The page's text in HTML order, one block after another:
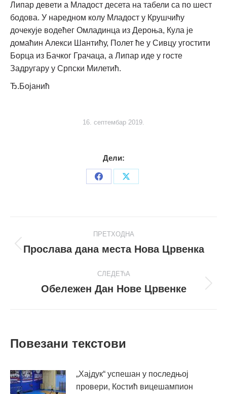
Липар девети а Младост десета на табели са по шест
бодова. У наредном колу Младост у Крушчићу
дочекује водећег Омладинца из Дероња, Кула је
домаћин Алекси Шантићу, Полет ће у Сивцу угостити
Борца из Бачког Грачаца, а Липар иде у госте
Задругару у Српски Милетић.
Ђ.Бојанић
16. септембар 2019.
Дели:
Share
Share
navigation
ПРЕТХОДНА
Претходни
Прослава дана места Нова Црвенка
СЛЕДЕЋА
Следећи
Обележен Дан Нове Црвенке
Повезани текстови
„Хајдук“ успешан у последњој
провери, Костић вицешампион